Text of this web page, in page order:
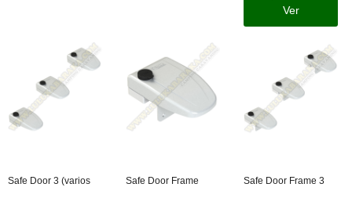
Ver
Safe Door 3 (varios Safe Door Frame Safe Door Frame 3